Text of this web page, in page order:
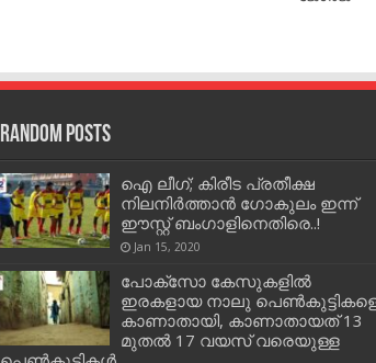
Random Posts
ഐ ലീഗ്; കിരീട പ്രതീക്ഷ
നിലനിര്‍ത്താന്‍ ഗോകുലം ഇന്ന്
ഈസ്റ്റ് ബംഗാളിനെതിരെ..!
Jan 15, 2020
പോക്‌സോ കേസുകളില്‍
ഇരകളായ നാലു
കാണാതായി, കാണാതായത് 13
മുതല്‍ 17 വയസ് വരെയുള്ള